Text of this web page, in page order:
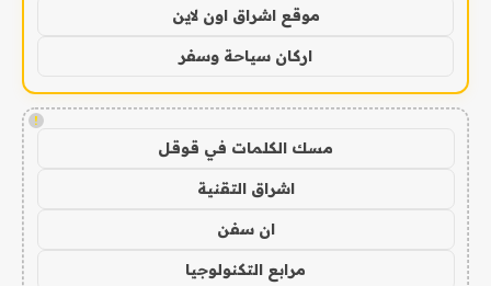
موقع اشراق اون لاين
اركان سياحة وسفر
!
مسك الكلمات في قوقل
اشراق التقنية
ان سفن
مرابع التكنولوجيا